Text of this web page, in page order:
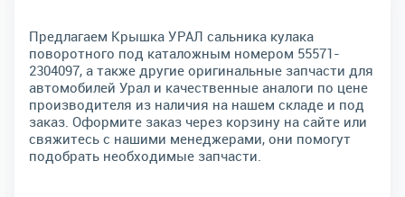
Предлагаем Крышка УРАЛ сальника кулака
поворотного под каталожным номером 55571-
2304097, а также другие оригинальные запчасти для
автомобилей Урал и качественные аналоги по цене
производителя из наличия на нашем складе и под
заказ. Оформите заказ через корзину на сайте или
свяжитесь с нашими менеджерами, они помогут
подобрать необходимые запчасти.